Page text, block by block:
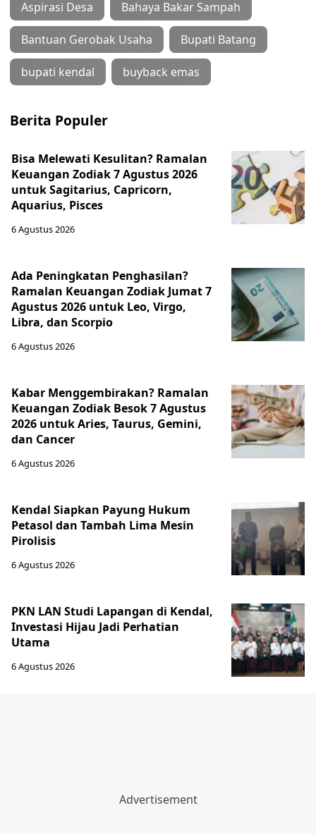
Aspirasi Desa Bahaya Bakar Sampah
Bantuan Gerobak Usaha Bupati Batang
bupati kendal buyback emas
Berita Populer
Bisa Melewati Kesulitan? Ramalan
Keuangan Zodiak 7 Agustus 2026
untuk Sagitarius, Capricorn,
Aquarius, Pisces
6 Agustus 2026
Ada Peningkatan Penghasilan?
Ramalan Keuangan Zodiak Jumat 7
Agustus 2026 untuk Leo, Virgo,
Libra, dan Scorpio
6 Agustus 2026
Kabar Menggembirakan? Ramalan
Keuangan Zodiak Besok 7 Agustus
2026 untuk Aries, Taurus, Gemini,
dan Cancer
6 Agustus 2026
Kendal Siapkan Payung Hukum
Petasol dan Tambah Lima Mesin
Pirolisis
6 Agustus 2026
PKN LAN Studi Lapangan di Kendal,
Investasi Hijau Jadi Perhatian
Utama
6 Agustus 2026